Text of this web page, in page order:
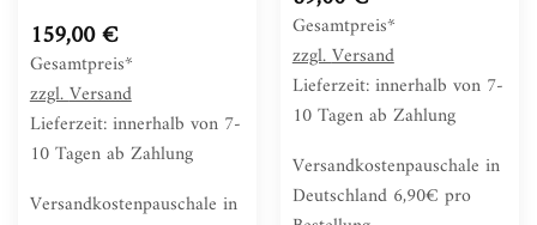
159,00€
Gesamtpreis*
zzgl.Versand
Lieferzeit: innerhalb von 7-
10 Tagen ab Zahlung
Versandkostenpauschale in
Gesamtpreis*
zzgl.Versand
Lieferzeit: innerhalb von 7-
10 Tagen ab Zahlung
Versandkostenpauschale in
Deutschland 6,90€ pro